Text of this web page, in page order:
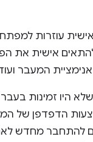
עוזרות
אישית את
המעבר
הדפדפן של
להתחבר מחדש